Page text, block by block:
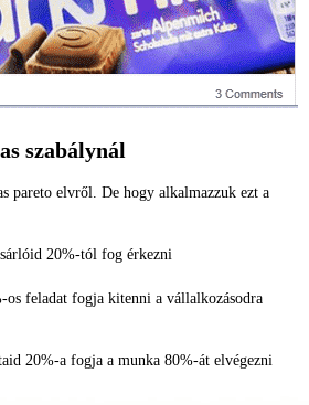
szabálynál
pareto elvről. De hogy alkalmazzuk ezt a
20%-tól fog érkezni
feladat fogja kitenni a vállalkozásodra
20%-a fogja a munka 80%-át elvégezni